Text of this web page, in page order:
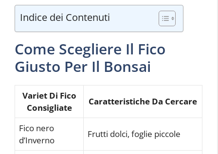
Indice dei Contenuti
Come Scegliere Il Fico
Giusto Per Il Bonsai
Variet Di Fico
Consigliate
Caratteristiche Da Cercare
Fico nero
d’Inverno
Frutti dolci, foglie piccole